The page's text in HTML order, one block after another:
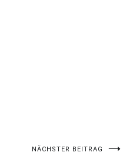
NÄCHSTER BEITRAG